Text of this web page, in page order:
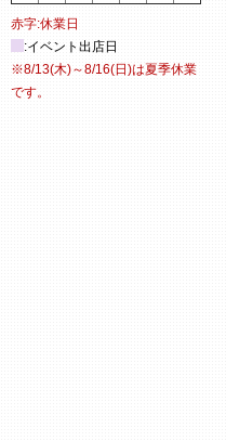
赤字:休業日
:イベント出店日
※8/13(木)～8/16(日)は夏季休業
です。